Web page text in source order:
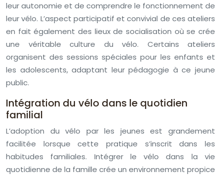
leur autonomie et de comprendre le fonctionnement de
leur vélo. L’aspect participatif et convivial de ces ateliers
en fait également des lieux de socialisation où se crée
une véritable culture du vélo. Certains ateliers
organisent des sessions spéciales pour les enfants et
les adolescents, adaptant leur pédagogie à ce jeune
public.
Intégration du vélo dans le quotidien
familial
L’adoption du vélo par les jeunes est grandement
facilitée lorsque cette pratique s’inscrit dans les
habitudes familiales. Intégrer le vélo dans la vie
quotidienne de la famille crée un environnement propice